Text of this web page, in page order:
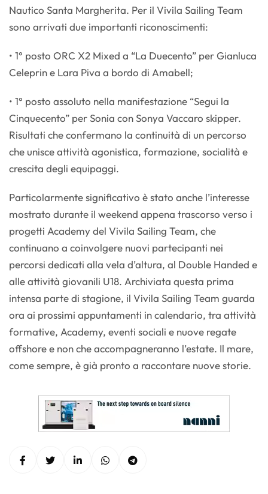
Nautico Santa Margherita. Per il Vivila Sailing Team
sono arrivati due importanti riconoscimenti:
• 1° posto ORC X2 Mixed a “La Duecento” per Gianluca
Celeprin e Lara Piva a bordo di Amabell;
• 1° posto assoluto nella manifestazione “Segui la
Cinquecento” per Sonia con Sonya Vaccaro skipper.
Risultati che confermano la continuità di un percorso
che unisce attività agonistica, formazione, socialità e
crescita degli equipaggi.
Particolarmente significativo è stato anche l’interesse
mostrato durante il weekend appena trascorso verso i
progetti Academy del Vivila Sailing Team, che
continuano a coinvolgere nuovi partecipanti nei
percorsi dedicati alla vela d’altura, al Double Handed e
alle attività giovanili U18. Archiviata questa prima
intensa parte di stagione, il Vivila Sailing Team guarda
ora ai prossimi appuntamenti in calendario, tra attività
formative, Academy, eventi sociali e nuove regate
offshore e non che accompagneranno l’estate. Il mare,
come sempre, è già pronto a raccontare nuove storie.